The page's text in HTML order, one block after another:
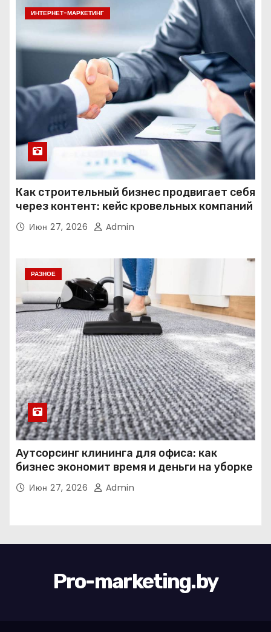
ИНТЕРНЕТ-МАРКЕТИНГ
Как строительный бизнес продвигает себя
через контент: кейс кровельных компаний
Июн 27, 2026 Admin
РАЗНОЕ
Аутсорсинг клининга для офиса: как
бизнес экономит время и деньги на уборке
Июн 27, 2026 Admin
Pro-marketing.by